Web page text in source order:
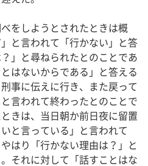
をしようとされたときは概
と言われて「行かない」と答
」と尋ねられたとのことであ
はないからである」と答える
事に伝えに行き、また戻って
言われて終わったとのことで
きは、当日朝か前日夜に留置
と言っている」と言われて
はり「行かない理由は？」と
それに対して「話すことはな